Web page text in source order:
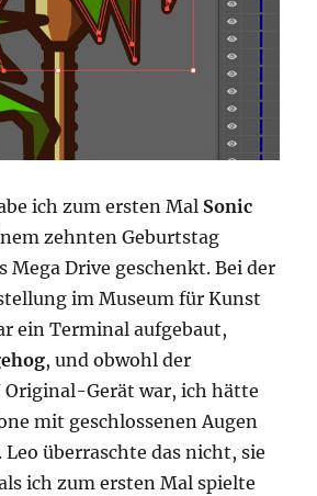
ich zum ersten Mal Sonic
zehnten Geburtstag
Mega Drive geschenkt. Bei der
im Museum für Kunst
ein Terminal aufgebaut,
, und obwohl der
Original-Gerät war, ich hätte
mit geschlossenen Augen
überraschte das nicht, sie
ich zum ersten Mal spielte